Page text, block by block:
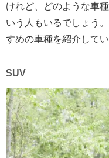
けれど、どのような車
いう人もいるでしょう
すめの車種を紹介してい
SUV